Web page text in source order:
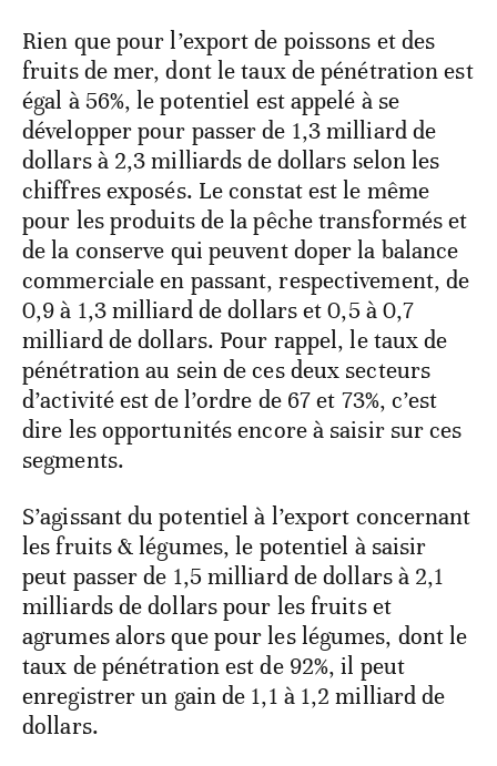
Rien que pour l’export de poissons et des
fruits de mer, dont le taux de pénétration est
égal à 56%, le potentiel est appelé à se
développer pour passer de 1,3 milliard de
dollars à 2,3 milliards de dollars selon les
chiffres exposés. Le constat est le même
pour les produits de la pêche transformés et
de la conserve qui peuvent doper la balance
commerciale en passant, respectivement, de
0,9 à 1,3 milliard de dollars et 0,5 à 0,7
milliard de dollars. Pour rappel, le taux de
pénétration au sein de ces deux secteurs
d’activité est de l’ordre de 67 et 73%, c’est
dire les opportunités encore à saisir sur ces
segments.
S’agissant du potentiel à l’export concernant
les fruits & légumes, le potentiel à saisir
peut passer de 1,5 milliard de dollars à 2,1
milliards de dollars pour les fruits et
agrumes alors que pour les légumes, dont le
taux de pénétration est de 92%, il peut
enregistrer un gain de 1,1 à 1,2 milliard de
dollars.